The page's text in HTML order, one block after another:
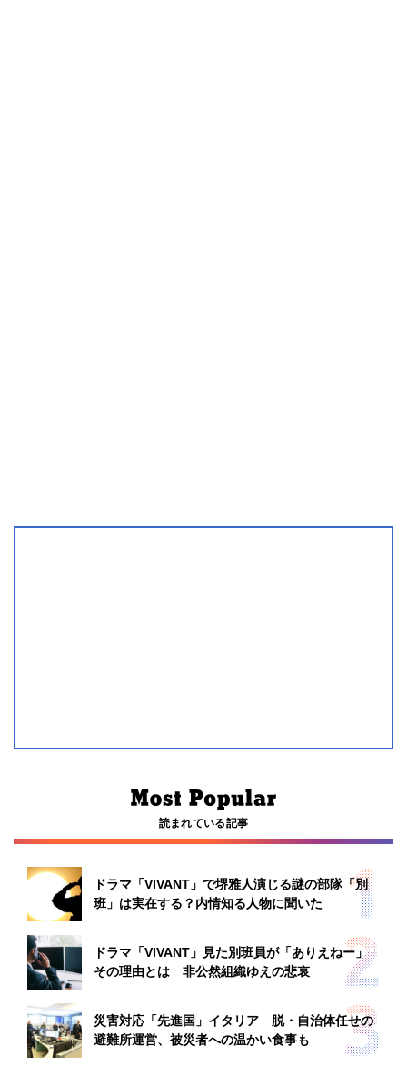
読まれている記事
ドラマ「VIVANT」で堺雅人演じる謎の部隊「別
班」は実在する？内情知る人物に聞いた
ドラマ「VIVANT」見た別班員が「ありえねー」
その理由とは 非公然組織ゆえの悲哀
災害対応「先進国」イタリア 脱・自治体任せの
避難所運営、被災者への温かい食事も